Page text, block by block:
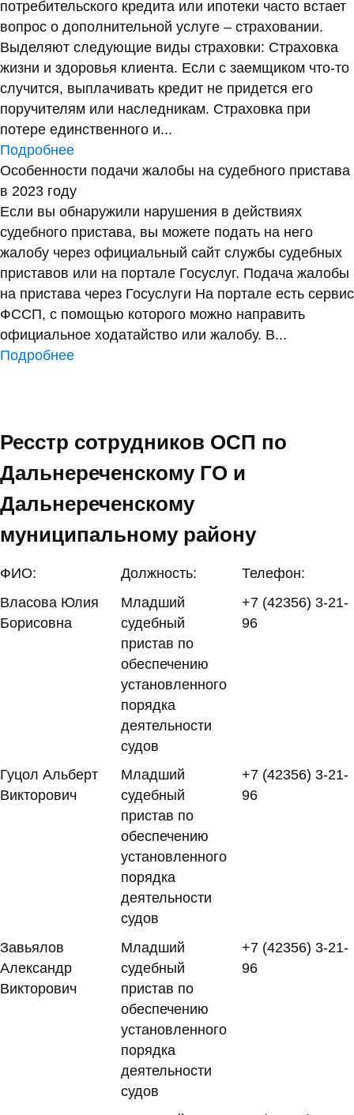
потребительского кредита или ипотеки часто встает
вопрос о дополнительной услуге – страховании.
Выделяют следующие виды страховки: Страховка
жизни и здоровья клиента. Если с заемщиком что-то
случится, выплачивать кредит не придется его
поручителям или наследникам. Страховка при
потере единственного и...
Подробнее
Особенности подачи жалобы на судебного пристава
в 2023 году
Если вы обнаружили нарушения в действиях
судебного пристава, вы можете подать на него
жалобу через официальный сайт службы судебных
приставов или на портале Госуслуг. Подача жалобы
на пристава через Госуслуги На портале есть сервис
ФССП, с помощью которого можно направить
официальное ходатайство или жалобу. В...
Подробнее
Ресстр сотрудников ОСП по
Дальнереченскому ГО и
Дальнереченскому
муниципальному району
ФИО: Должность:
Телефон:
Власова Юлия
Борисовна
Младший
судебный
пристав по
обеспечению
установленного
порядка
деятельности
судов
+7 (42356) 3-21-
96
Гуцол Альберт
Викторович
Младший
судебный
пристав по
обеспечению
установленного
порядка
деятельности
судов
+7 (42356) 3-21-
96
Завьялов
Александр
Викторович
Младший
судебный
пристав по
обеспечению
установленного
порядка
деятельности
судов
+7 (42356) 3-21-
96